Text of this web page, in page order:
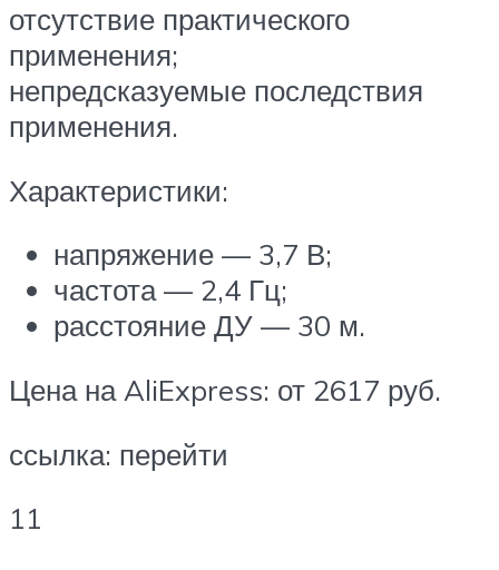
отсутствие практического
применения;
непредсказуемые последствия
применения.
Характеристики:
напряжение — 3,7 В;
частота — 2,4 Гц;
расстояние ДУ — 30 м.
Цена на AliExpress: от 2617 руб.
ссылка: перейти
11